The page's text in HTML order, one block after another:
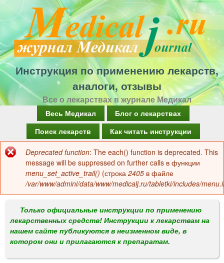
Перейти
к
основному
содержанию
Инструкция по применению лекарств,
аналоги, отзывы
Все о лекарствах в журнале Медикал
а
в
о
м
е
н
Весь Медикал
Блог о лекарствах
Поиск лекарств
Как читать инструкции
Сообщение
об
ошибке
Deprecated function: The each() function is deprecated. This
message will be suppressed on further calls в функции
menu_set_active_trail() (строка 2405 в файле
/var/www/admini/data/www/medicalj.ru/tabletki/includes/
Только официальные инструкции по применению
лекарственных средств! Инструкции к лекарствам на
нашем сайте публикуются в неизменном виде, в
котором они и прилагаются к препаратам.